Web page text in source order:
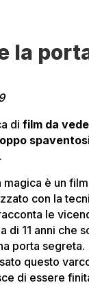
la
di film da
è un film
con la
le
di 11 anni che
porta segreta.
questo
di essere